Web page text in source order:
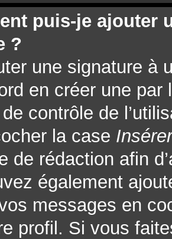
puis-je ajouter
?
une signature à
en créer une par
contrôle de
la case
de rédaction afin
également
messages en
profil. Si vous